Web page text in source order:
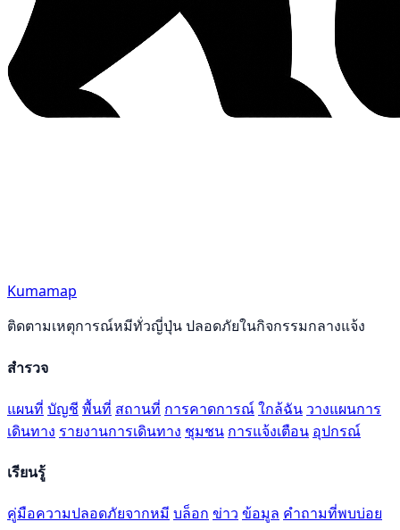
Kumamap
ติดตามเหตุการณ์หมีทั่วญี่ปุ่น ปลอดภัยในกิจกรรมกลางแจ้ง
สำรวจ
แผนที่ บัญชี พื้นที่ สถานที่ การคาดการณ์ใกล้ฉัน วางแผนการ
เดินทาง รายงานการเดินทาง ชุมชน การแจ้งเตือน อุปกรณ์
เรียนรู้
คู่มือความปลอดภัยจากหมี บล็อก ข่าว ข้อมูล คำถามที่พบบ่อย